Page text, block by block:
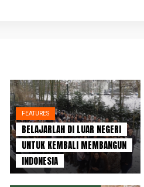
FEATURES
BELAJARLAH DI LUAR NEGERI
UNTUK KEMBALI MEMBANGUN
INDONESIA